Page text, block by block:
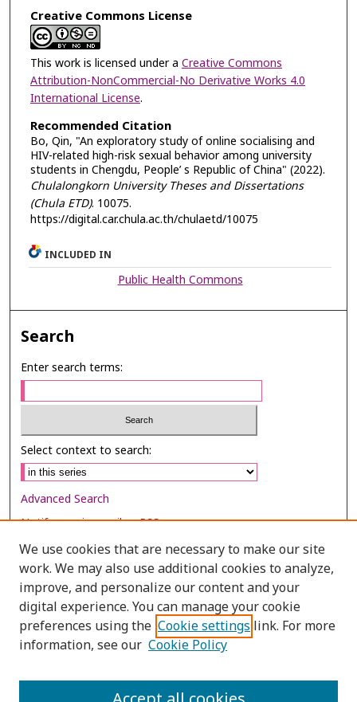
Creative Commons License
This work is licensed under a Creative Commons
Attribution-NonCommercial-No Derivative Works 4.0
International License.
Recommended Citation
Bo, Qin, "An exploratory study of online socialising and
HIV-related high-risk sexual behavior among university
students in Chengdu, People’ s Republic of China" (2022).
Chulalongkorn University Theses and Dissertations
(Chula ETD). 10075.
https://digital.car.chula.ac.th/chulaetd/10075
INCLUDED IN
Public Health Commons
Search
Enter search terms:
Select context to search:
Advanced Search
Notify me via email orRSS
Browse
Collections
Disciplines
Authors
We use cookies that are necessary to make our site
work. We may also use additional cookies to analyze,
improve, and personalize our content and your
digital experience. You can manage your cookie
preferences using the Cookie settings link. For more
information, see our Cookie Policy